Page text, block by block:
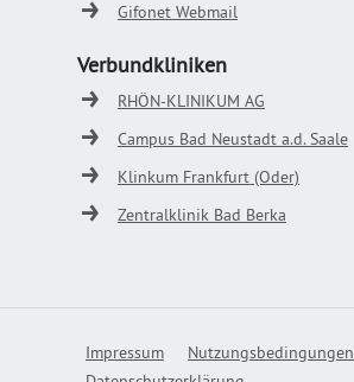
Gifonet Webmail
Verbundkliniken
RHÖN-KLINIKUM AG
Campus Bad Neustadt a.d. Saale
Klinkum Frankfurt (Oder)
Zentralklinik Bad Berka
Impressum
Nutzungsbedingungen